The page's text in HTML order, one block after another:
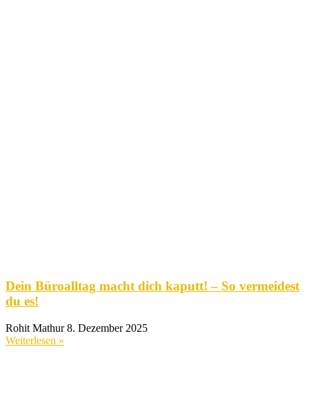
Dein Büroalltag macht dich kaputt! – So vermeidest
du es!
Rohit Mathur8. Dezember 2025
Weiterlesen »